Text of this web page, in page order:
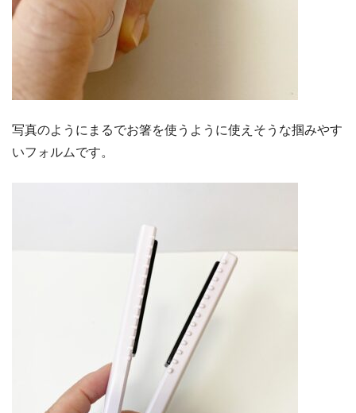
写真のようにまるでお箸を使うように使えそうな掴みやす
いフォルムです。